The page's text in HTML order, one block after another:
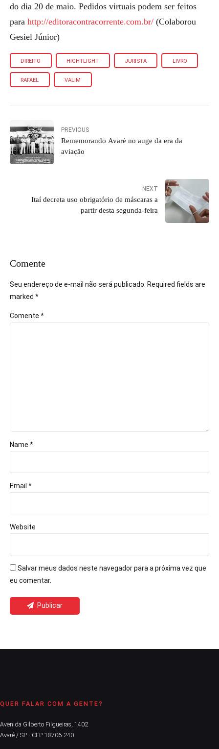
do dia 20 de maio. Pedidos virtuais podem ser feitos
para http://editoracontracorrente.com.br/ (Colaborou
Gesiel Júnior)
DIREITO HIGHTLIGHT JURISTA LIVRO
RAFAEL VALIM
PREVIOUS
Rememorando Avaré no auge da era da
aviação
NEXT
Itaí decreta uso obrigatório de máscaras a
partir desta segunda-feira
Comente
Seu endereço de e-mail não será publicado. Required fields are
marked *
Comente *
Name *
Email *
Website
Salvar meus dados neste navegador para a próxima vez que
eu comentar.
Publicar
QUER FALAR COM A GENTE?
Avenida Gilberto Filgueiras, 1402
Avaré / SP - CEP. 18706-240